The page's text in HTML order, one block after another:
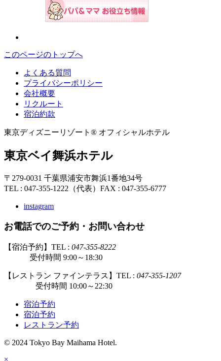
このページのトップへ
よくある質問
プライバシーポリシー
会社概要
リクルート
宿泊約款
東京ディズニーリゾート® オフィシャルホテル
東京ベイ舞浜ホテル
〒279-0031 千葉県浦安市舞浜1番地34号
TEL : 047-355-1222（代表） FAX : 047-355-6777
instagram
お電話でのご予約・お問い合わせ
【宿泊予約】TEL : 047-355-8222
受付時間 9:00～18:30
【レストラン ファインテラス】TEL : 047-355-1207
受付時間 10:00～22:30
宿泊予約
宿泊予約
レストラン予約
© 2024 Tokyo Bay Maihama Hotel.
×